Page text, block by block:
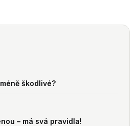
škodlivé?
– má svá pravidla!